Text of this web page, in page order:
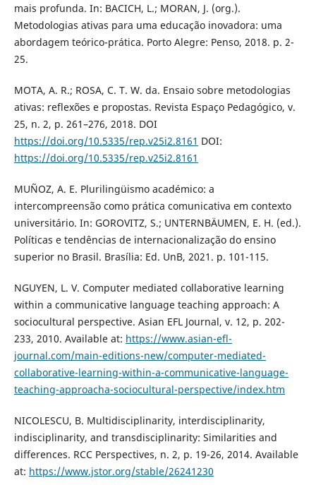
mais profunda. In: BACICH, L.; MORAN, J. (org.).
Metodologias ativas para uma educação inovadora: uma
abordagem teórico-prática. Porto Alegre: Penso, 2018. p. 2-
25.
MOTA, A. R.; ROSA, C. T. W. da. Ensaio sobre metodologias
ativas: reflexões e propostas. Revista Espaço Pedagógico, v.
25, n. 2, p. 261–276, 2018. DOI
https://doi.org/10.5335/rep.v25i2.8161 DOI:
https://doi.org/10.5335/rep.v25i2.8161
MUÑOZ, A. E. Plurilingüismo académico: a
intercompreensão como prática comunicativa em contexto
universitário. In: GOROVITZ, S.; UNTERNBÄUMEN, E. H. (ed.).
Políticas e tendências de internacionalização do ensino
superior no Brasil. Brasília: Ed. UnB, 2021. p. 101-115.
NGUYEN, L. V. Computer mediated collaborative learning
within a communicative language teaching approach: A
sociocultural perspective. Asian EFL Journal, v. 12, p. 202-
233, 2010. Available at: https://www.asian-efl-
journal.com/main-editions-new/computer-mediated-
collaborative-learning-within-a-communicative-language-
teaching-approacha-sociocultural-perspective/index.htm
NICOLESCU, B. Multidisciplinarity, interdisciplinarity,
indisciplinarity, and transdisciplinarity: Similarities and
differences. RCC Perspectives, n. 2, p. 19-26, 2014. Available
at: https://www.jstor.org/stable/26241230